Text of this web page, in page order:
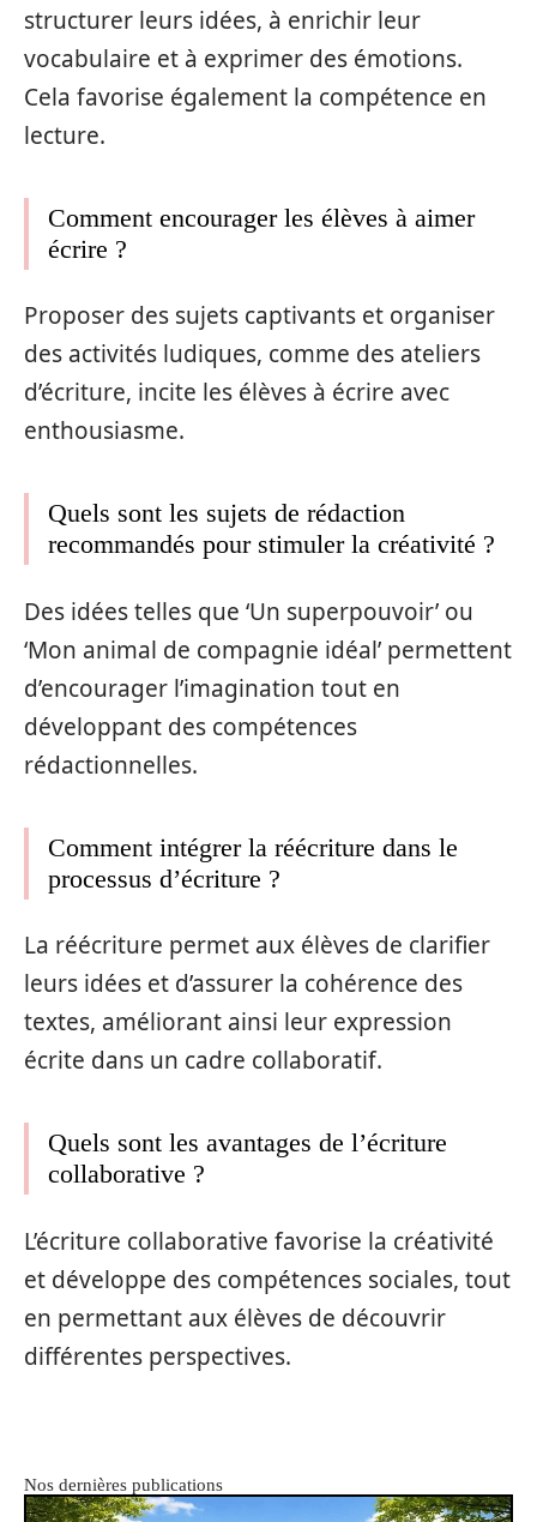
structurer leurs idées, à enrichir leur
vocabulaire et à exprimer des émotions.
Cela favorise également la compétence en
lecture.
Comment encourager les élèves à aimer
écrire ?
Proposer des sujets captivants et organiser
des activités ludiques, comme des ateliers
d’écriture, incite les élèves à écrire avec
enthousiasme.
Quels sont les sujets de rédaction
recommandés pour stimuler la créativité ?
Des idées telles que ‘Un superpouvoir’ ou
‘Mon animal de compagnie idéal’ permettent
d’encourager l’imagination tout en
développant des compétences
rédactionnelles.
Comment intégrer la réécriture dans le
processus d’écriture ?
La réécriture permet aux élèves de clarifier
leurs idées et d’assurer la cohérence des
textes, améliorant ainsi leur expression
écrite dans un cadre collaboratif.
Quels sont les avantages de l’écriture
collaborative ?
L’écriture collaborative favorise la créativité
et développe des compétences sociales, tout
en permettant aux élèves de découvrir
différentes perspectives.
Nos dernières publications